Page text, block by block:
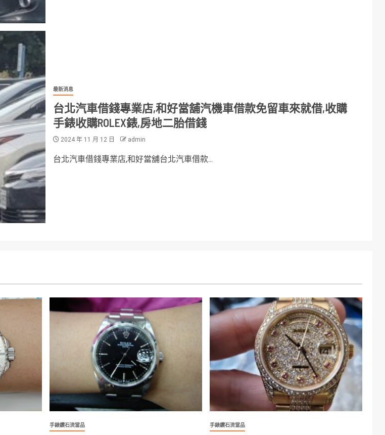
最新消息
台北汽車借錢專業店,和好當舖汽機車借款免留車來就借,收購
手錶收購ROLEX錶,房地二胎借錢
2024 年 11 月 12 日 admin
台北汽車借錢專業店,和好當舖台北汽車借款...
手錶鑽石流當品 手錶鑽石流當品